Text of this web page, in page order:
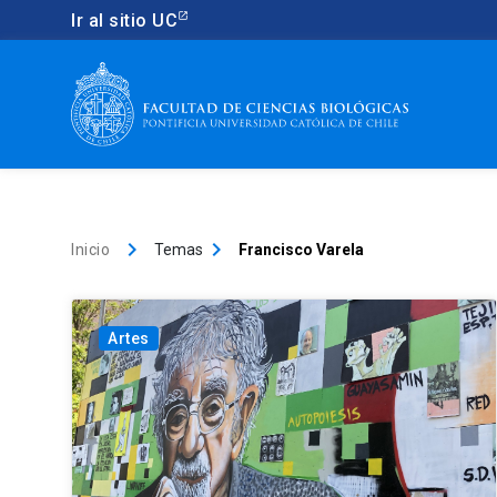
Ir al sitio UC
Inicio keyboard_arrow_right Temas keyboard_arrow_right Francisco Varela
Artes